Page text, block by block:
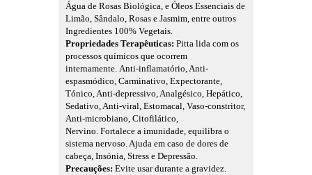
Água de Rosas Biológica, e Óleos Essenciais de
Limão, Sândalo, Rosas e Jasmim, entre outros
Ingredientes 100% Vegetais.
Propriedades Terapêuticas: Pitta lida com os
processos químicos que ocorrem
internamente. Anti-inflamatório, Anti-
espasmódico, Carminativo, Expectorante,
Tónico, Anti-depressivo, Analgésico, Hepático,
Sedativo, Anti-viral, Estomacal, Vaso-constritor,
Anti-microbiano, Citofilático,
Nervino. Fortalece a imunidade, equilibra o
sistema nervoso. Ajuda em caso de dores de
cabeça, Insónia, Stress e Depressão.
Precauções: Evite usar durante a gravidez.